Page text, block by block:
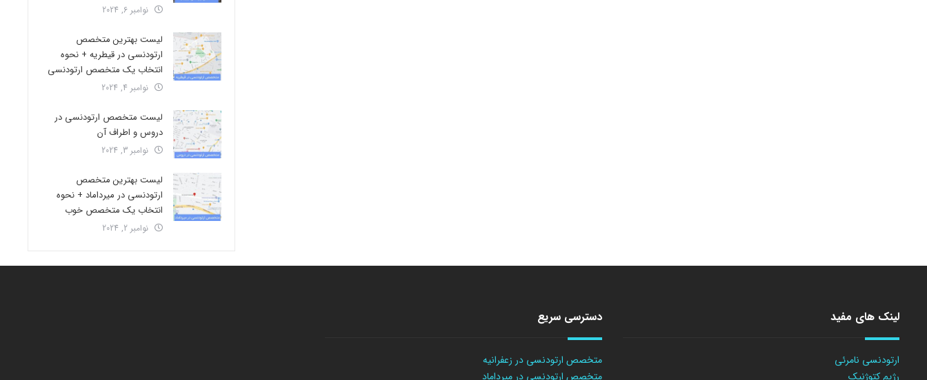
نوامبر 6, 2024
لیست بهترین متخصص
ارتودنسی در قیطریه + نحوه
انتخاب یک متخصص ارتودنسی
نوامبر 4, 2024
لیست متخصص ارتودنسی در
دروس و اطراف آن
نوامبر 3, 2024
لیست بهترین متخصص
ارتودنسی در میرداماد + نحوه
انتخاب یک متخصص خوب
نوامبر 2, 2024
لینک های مفید
ارتودنسی نامرئی
رژیم کتوژنیک
دسترسی سریع
متخصص ارتودنسی در زعفرانیه
متخصص ارتودنسی در میرداماد